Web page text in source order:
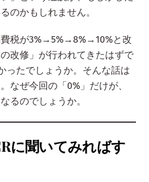
のかもしれません。
費税が3%→5%→8%→10%と改
改修」が行われてきたはずで
ったでしょうか。そんな話は
なぜ今回の「0%」だけが、
るのでしょうか。
に聞いてみればす